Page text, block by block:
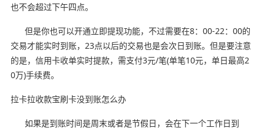
也不会超过下午四点。
但是你也可以开通立即提现功能，不过需要在8：00-22：00的
交易才能实时到账，23点以后的交易也是会次日到账。但是要注意
的是，信用卡收单实时提款，需支付3元/笔(单笔10元，单日最高2
0万)手续费。
拉卡拉收款宝刷卡没到账怎么办
如果是到账时间是周末或者是节假日，会在下一个工作日到